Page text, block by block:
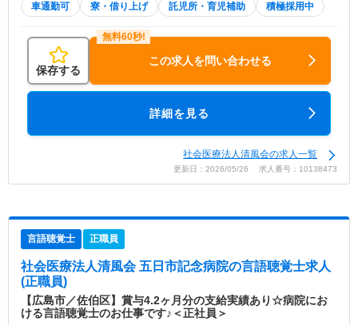
車通勤可 寮・借り上げ 託児所・育児補助 積極採用中
保存する
この求人を問い合わせる
詳細を見る
社会医療法人清風会の求人一覧
更新日：2026/05/26 求人番号：10138473
言語聴覚士 正職員
社会医療法人清風会 五日市記念病院の言語聴覚士求人
(正職員)
【広島市／佐伯区】賞与4.2ヶ月分の支給実績あり☆病院にお
ける言語聴覚士のお仕事です♪＜正社員＞